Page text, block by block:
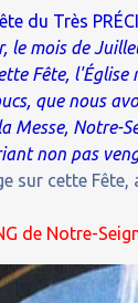
du Très
le mois de
Fête,
que nous
Messe, Notre-
non pas
sur cette
de Notre-